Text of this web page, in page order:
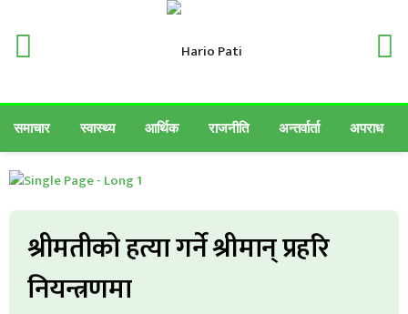
समाचार स्वास्थ्य आर्थिक राजनीति अन्तर्वार्ता अपराध
श्रीमतीको हत्या गर्ने श्रीमान् प्रहरि
नियन्त्रणमा